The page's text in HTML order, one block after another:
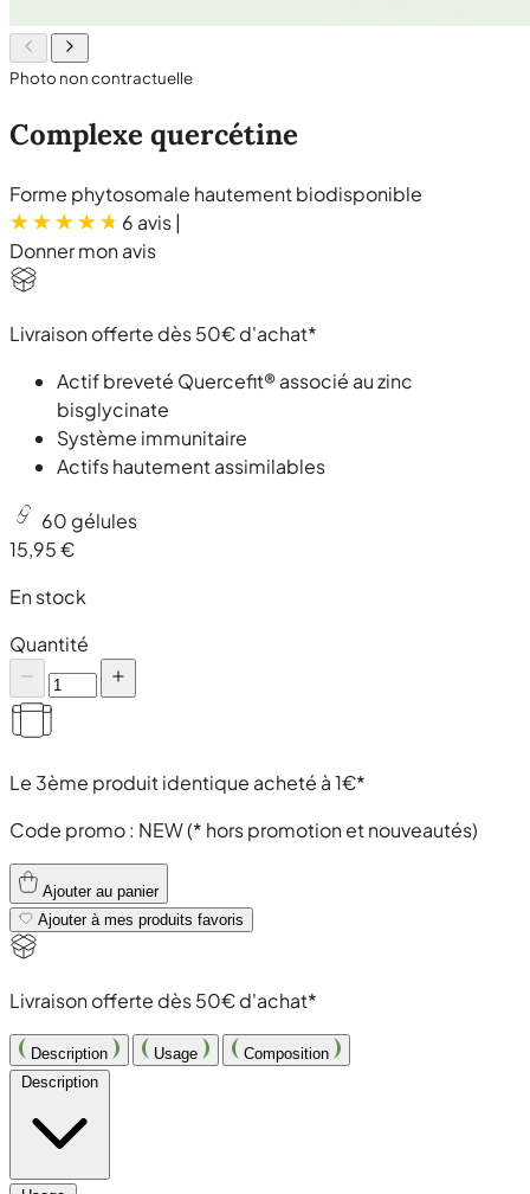
Photo non contractuelle
Complexe quercétine
Forme phytosomale hautement biodisponible
6 avis|
Donner mon avis
Livraison offerte dès 50€ d'achat*
Actif breveté Quercefit® associé au zinc
bisglycinate
Système immunitaire
Actifs hautement assimilables
60 gélules
15,95 €
En stock
Quantité
Le 3ème produit identique acheté à 1€*
Code promo : NEW(* hors promotion et nouveautés)
Ajouter au panier
Ajouter à mes produits favoris
Livraison offerte dès 50€ d'achat*
Description Usage
Composition
Description